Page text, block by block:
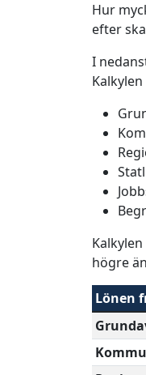
Hur
efter
I
högre
Lönen